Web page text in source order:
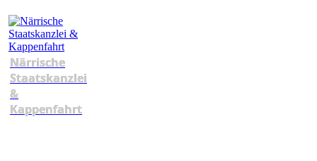
Närrische
Staatskanzlei
&
Kappenfahrt